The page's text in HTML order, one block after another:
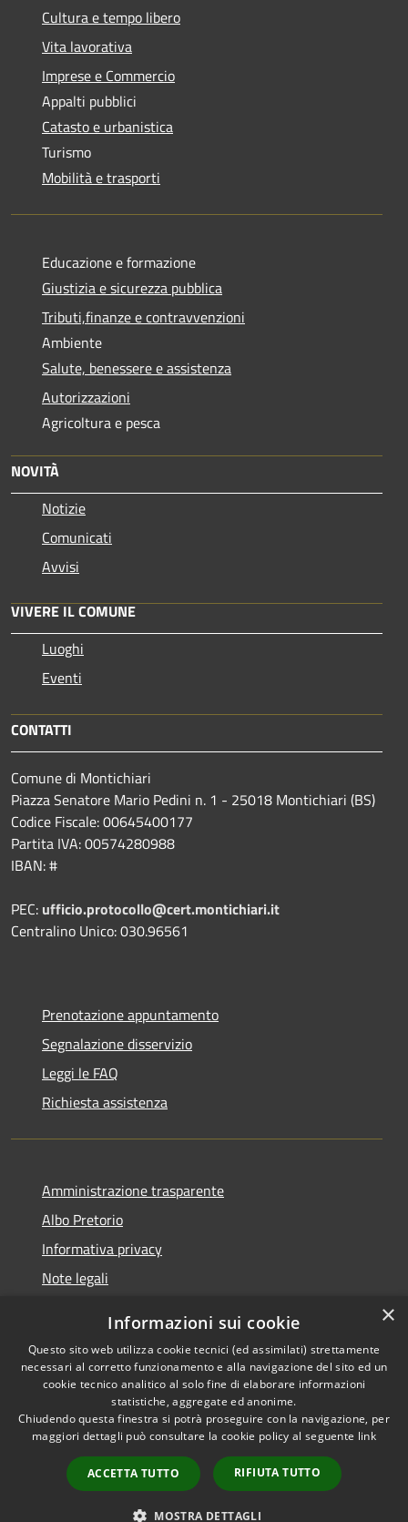
Cultura e tempo libero
Vita lavorativa
Imprese e Commercio
Appalti pubblici
Catasto e urbanistica
Turismo
Mobilità e trasporti
Educazione e formazione
Giustizia e sicurezza pubblica
Tributi,finanze e contravvenzioni
Ambiente
Salute, benessere e assistenza
Autorizzazioni
Agricoltura e pesca
NOVITÀ
Notizie
Comunicati
Avvisi
VIVERE IL COMUNE
Luoghi
Eventi
CONTATTI
Comune di Montichiari
Piazza Senatore Mario Pedini n. 1 - 25018 Montichiari (BS)
Codice Fiscale: 00645400177
Partita IVA: 00574280988
IBAN: #
PEC: ufficio.protocollo@cert.montichiari.it
Centralino Unico: 030.96561
Prenotazione appuntamento
Segnalazione disservizio
Leggi le FAQ
Richiesta assistenza
Amministrazione trasparente
Albo Pretorio
Informativa privacy
Note legali
Whisteblowing
RSS
Accessibilità
Copyright © 2026 • Comune di
Municipium•
Accesso
redazione
×
Informazioni sui cookie
Questo sito web utilizza cookie tecnici (ed assimilati) strettamente
necessari al corretto funzionamento e alla navigazione del sito ed un
cookie tecnico analitico al solo fine di elaborare informazioni
statistiche, aggregate ed anonime.
Chiudendo questa finestra si potrà proseguire con la navigazione, per
maggiori dettagli può consultare la cookie policy al seguente link
ACCETTA TUTTO RIFIUTA TUTTO
MOSTRA DETTAGLI